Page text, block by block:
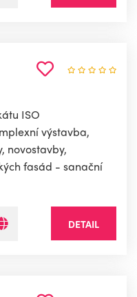
ISO
výstavba,
novostavby,
fasád - sanační
DETAIL